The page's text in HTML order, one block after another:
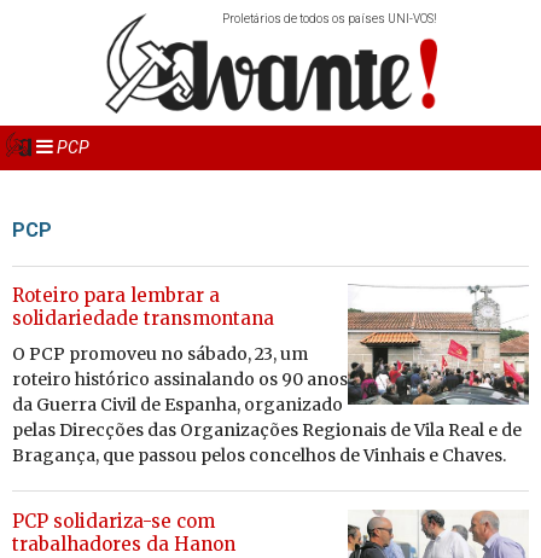
Proletários de todos os países UNI-VOS!
PCP
PCP
Roteiro para lembrar a
solidariedade transmontana
O PCP pro­moveu no sá­bado, 23, um
ro­teiro his­tó­rico as­si­na­lando os 90 anos
da Guerra Civil de Es­panha, or­ga­ni­zado
pelas Di­rec­ções das Or­ga­ni­za­ções Re­gi­o­nais de Vila Real e de
Bra­gança, que passou pelos con­ce­lhos de Vi­nhais e Chaves.
PCP solidariza-se com
trabalhadores da Hanon